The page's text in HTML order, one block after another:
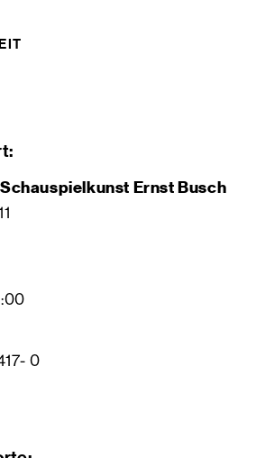
Ernst Busch
0